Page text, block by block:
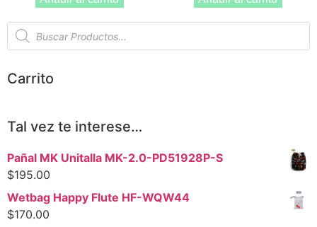
Carrito
Tal vez te interese…
Pañal MK Unitalla MK-2.0-PD51928P-S
$195.00
Wetbag Happy Flute HF-WQW44
$170.00